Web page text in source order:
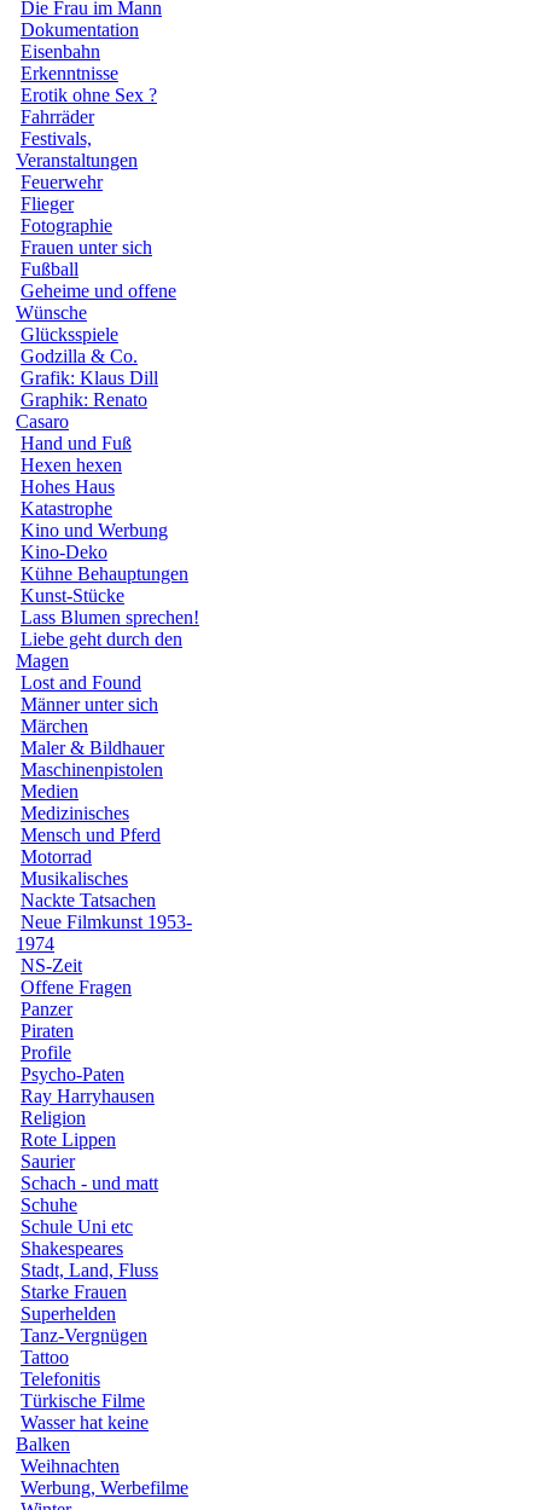
Die Frau im Mann
Dokumentation
Eisenbahn
Erkenntnisse
Erotik ohne Sex ?
Fahrräder
Festivals,
Veranstaltungen
Feuerwehr
Flieger
Fotographie
Frauen unter sich
Fußball
Geheime und offene
Wünsche
Glücksspiele
Godzilla & Co.
Grafik: Klaus Dill
Graphik: Renato
Casaro
Hand und Fuß
Hexen hexen
Hohes Haus
Katastrophe
Kino und Werbung
Kino-Deko
Kühne Behauptungen
Kunst-Stücke
Lass Blumen sprechen!
Liebe geht durch den
Magen
Lost and Found
Männer unter sich
Märchen
Maler & Bildhauer
Maschinenpistolen
Medien
Medizinisches
Mensch und Pferd
Motorrad
Musikalisches
Nackte Tatsachen
Neue Filmkunst 1953-
1974
NS-Zeit
Offene Fragen
Panzer
Piraten
Profile
Psycho-Paten
Ray Harryhausen
Religion
Rote Lippen
Saurier
Schach - und matt
Schuhe
Schule Uni etc
Shakespeares
Stadt, Land, Fluss
Starke Frauen
Superhelden
Tanz-Vergnügen
Tattoo
Telefonitis
Türkische Filme
Wasser hat keine
Balken
Weihnachten
Werbung, Werbefilme